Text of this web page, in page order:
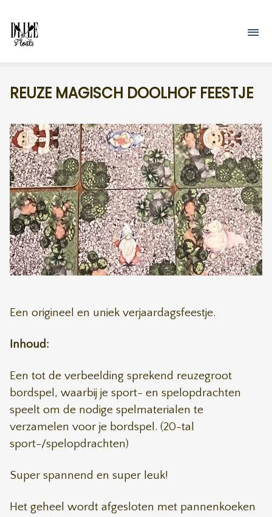
REUZE MAGISCH DOOLHOF FEESTJE
Een origineel en uniek verjaardagsfeestje.
Inhoud:
Een tot de verbeelding sprekend reuzegroot
bordspel, waarbij je sport- en spelopdrachten
speelt om de nodige spelmaterialen te
verzamelen voor je bordspel. (20-tal
sport-/spelopdrachten)
Super spannend en super leuk!
Het geheel wordt afgesloten met pannenkoeken